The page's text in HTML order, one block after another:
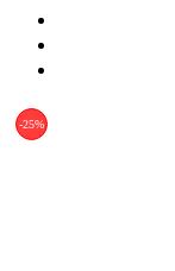
-25%